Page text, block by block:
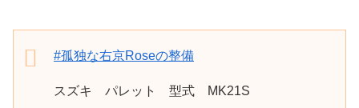
#孤独な右京Roseの整備
スズキ パレット 型式 MK21S